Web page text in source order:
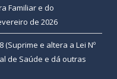
Familiar e do
de 2026
(Suprime e altera a Lei Nº
de Saúde e dá outras